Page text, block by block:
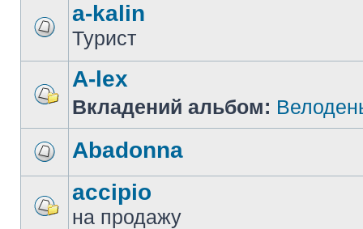
a-kalin
Турист
A-lex
Вкладений альбом:
Abadonna
accipio
на продажу